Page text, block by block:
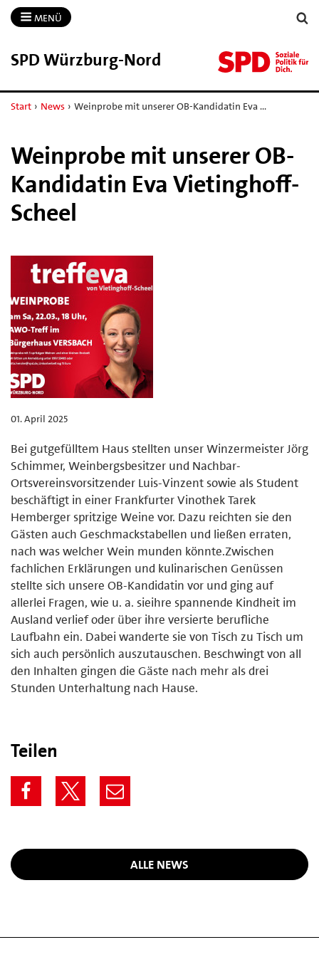
MENÜ
SPD Würzburg-​Nord
Start › News › Weinprobe mit unserer OB-Kandidatin Eva …
Weinprobe mit unserer OB-
Kandidatin Eva Vietinghoff-
Scheel
01. April 2025
Bei gutgefülltem Haus stellten unser Winzermeister Jörg
Schimmer, Weinbergsbesitzer und Nachbar-
Ortsvereinsvorsitzender Luis-Vinzent sowie als Student
beschäftigt in einer Frankfurter Vinothek Tarek
Hemberger spritzige Weine vor. Dazu reichten sie den
Gästen auch Geschmackstabellen und ließen erraten,
nach was welcher Wein munden könnte.Zwischen
fachlichen Erklärungen und kulinarischen Genüssen
stellte sich unsere OB-Kandidatin vor und ging auf
allerlei Fragen, wie u. a. sieihre spannende Kindheit im
Ausland verlief oder über ihre versierte berufliche
Laufbahn ein. Dabei wanderte sie von Tisch zu Tisch um
sich auch persönlich auszutauschen. Beschwingt von all
den Inhalten gingen die Gäste nach mehr als drei
Stunden Unterhaltung nach Hause.
Teilen
ALLE NEWS